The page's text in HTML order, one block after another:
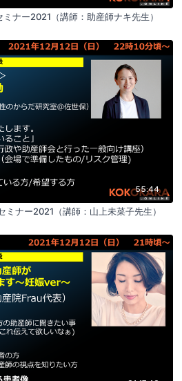
ナー2021（講師：助産師ナキ先生）
55:44
ナー2021（講師：山上未菜子先生）